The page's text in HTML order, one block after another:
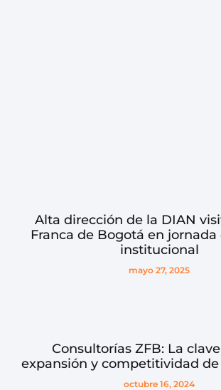
Alta dirección de la DIAN
Franca de Bogotá en
institucional
mayo 27, 2025
Consultorías ZFB: La
expansión y competitividad
octubre 16, 2024